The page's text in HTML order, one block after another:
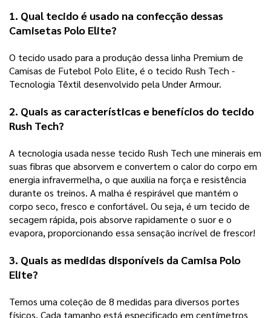
1. Qual tecido é usado na confecção dessas
Camisetas Polo Elite?
O tecido usado para a produção dessa linha Premium de
Camisas de Futebol Polo Elite, é o tecido Rush Tech -
Tecnologia Têxtil desenvolvido pela Under Armour.
2. Quais as características e benefícios do tecido
Rush Tech?
A tecnologia usada nesse tecido Rush Tech une minerais em
suas fibras que absorvem e convertem o calor do corpo em
energia infravermelha, o que auxilia na força e resistência
durante os treinos. A malha é respirável que mantém o
corpo seco, fresco e confortável. Ou seja, é um tecido de
secagem rápida, pois absorve rapidamente o suor e o
evapora, proporcionando essa sensação incrível de frescor!
3. Quais as medidas disponíveis da Camisa Polo
Elite?
Temos uma coleção de 8 medidas para diversos portes
físicos. Cada tamanho está especificado em centímetros